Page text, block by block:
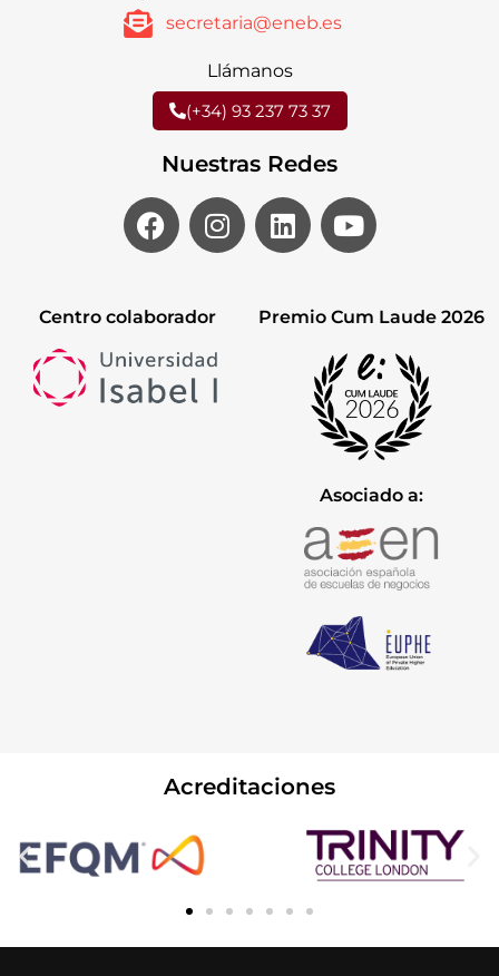
secretaria@eneb.es
Llámanos
(+34) 93 237 73 37
Nuestras Redes
Centro colaborador Premio Cum Laude 2026
Asociado a:
Acreditaciones